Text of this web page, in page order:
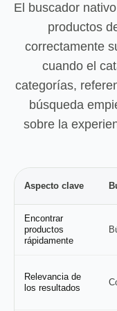
El buscador
productos
correctamente
cuando el
categorías,
búsqueda
sobre la
Aspecto clave
Encontrar
productos
rápidamente
Relevancia de
los resultados